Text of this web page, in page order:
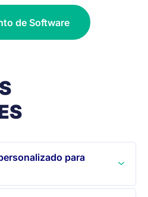
de Software
para